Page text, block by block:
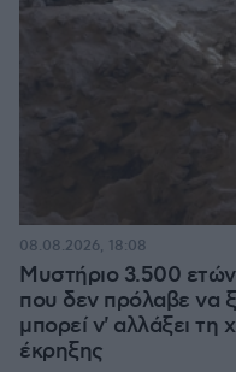
Μυστήριο 3.500
που δεν πρόλαβε να
μπορεί ν' αλλάξει τη
έκρηξης
08.08.2026, 18:08